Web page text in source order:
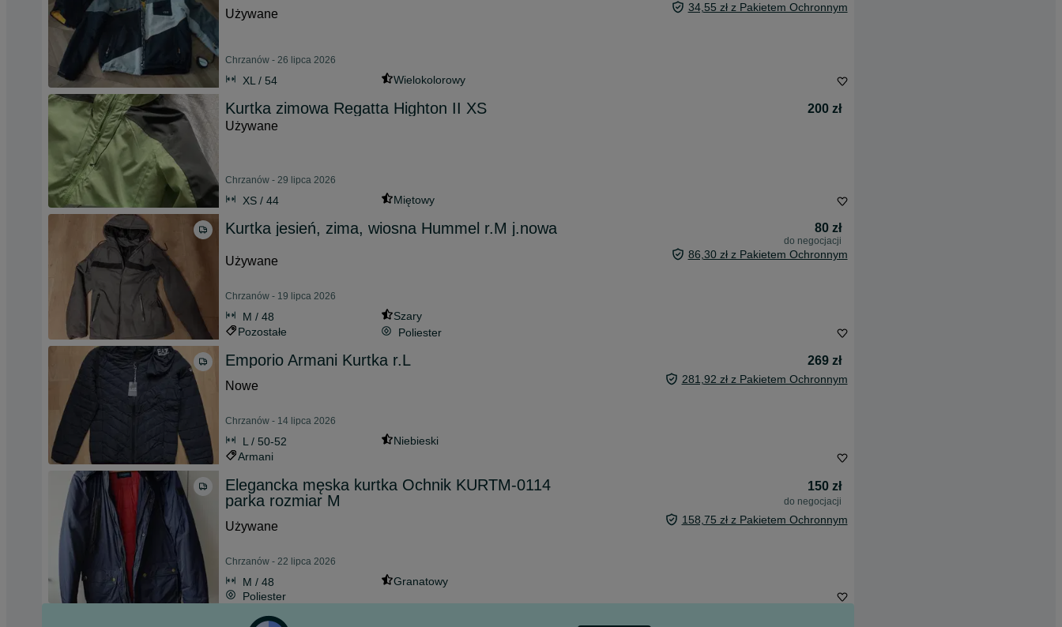
Używane
34,55 zł z Pakietem Ochronnym
Chrzanów - 26 lipca 2026
XL / 54 Wielokolorowy
Kurtka zimowa Regatta Highton II XS
200 zł
Używane
Chrzanów - 29 lipca 2026
XS / 44 Miętowy
Kurtka jesień, zima, wiosna Hummel r.M j.nowa 80 zł
do negocjacji
Używane 86,30 zł z Pakietem Ochronnym
Chrzanów - 19 lipca 2026
M / 48
Szary
Pozostałe
Poliester
Emporio Armani Kurtka r.L
269 zł
Nowe
281,92 zł z Pakietem Ochronnym
Chrzanów - 14 lipca 2026
L / 50-52
Niebieski
Armani
Elegancka męska kurtka Ochnik KURTM-0114
parka rozmiar M
150 zł
do negocjacji
Używane 158,75 zł z Pakietem Ochronnym
Chrzanów - 22 lipca 2026
M / 48
Granatowy
Poliester